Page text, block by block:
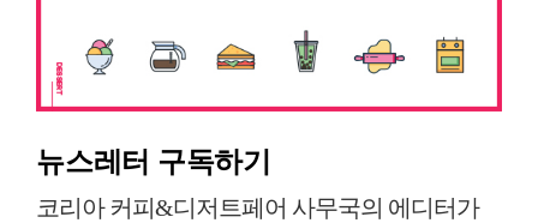
뉴스레터 구독하기
코리아 커피&디저트페어 사무국의 에디터가